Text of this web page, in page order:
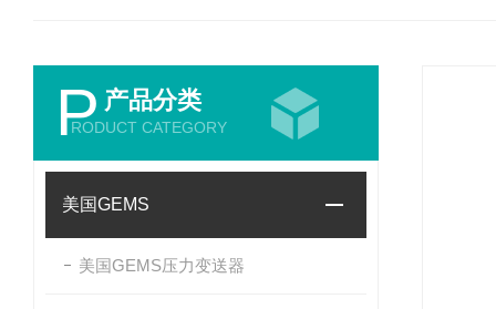
P 产品分类
RODUCT CATEGORY
美国GEMS
美国GEMS压力变送器